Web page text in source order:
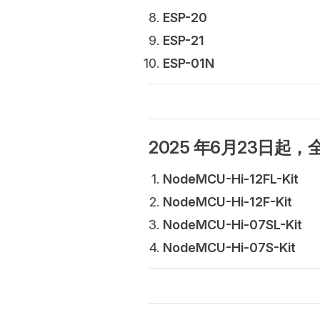
ESP-20
ESP-21
ESP-01N
2025 年6月23日起 ，
NodeMCU-Hi-12FL-Kit
NodeMCU-Hi-12F-Kit
NodeMCU-Hi-07SL-Kit
NodeMCU-Hi-07S-Kit